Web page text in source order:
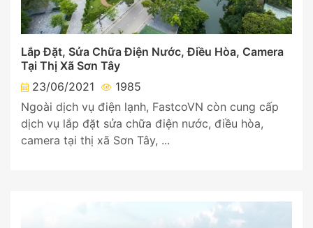
Lắp Đặt, Sửa Chữa Điện Nước, Điều Hòa, Camera
Tại Thị Xã Sơn Tây
23/06/2021
1985
Ngoài dịch vụ điện lạnh, FastcoVN còn cung cấp
dịch vụ lắp đặt sửa chữa điện nước, điều hòa,
camera tại thị xã Sơn Tây, ...